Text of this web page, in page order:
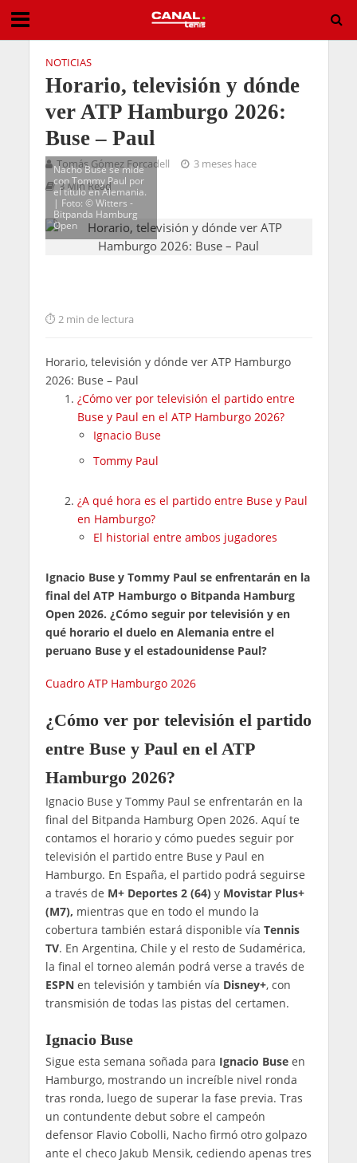
NOTICIAS
Horario, televisión y dónde
ver ATP Hamburgo 2026:
Buse – Paul
Tomás Gómez Forcadell
3 meses hace
3 Min Read
Nacho Buse se mide
con Tommy Paul por
el título en Alemania.
| Foto: ©️ Witters -
Bitpanda Hamburg
Open
2 min de lectura
Horario, televisión y dónde ver ATP Hamburgo
2026: Buse – Paul
¿Cómo ver por televisión el partido entre
Buse y Paul en el ATP Hamburgo 2026?
Ignacio Buse
Tommy Paul
¿A qué hora es el partido entre Buse y Paul
en Hamburgo?
El historial entre ambos jugadores
Ignacio Buse y Tommy Paul se enfrentarán en la
final del ATP Hamburgo o Bitpanda Hamburg
Open 2026. ¿Cómo seguir por televisión y en
qué horario el duelo en Alemania entre el
peruano Buse y el estadounidense Paul?
Cuadro ATP Hamburgo 2026
¿Cómo ver por televisión el partido
entre Buse y Paul en el ATP
Hamburgo 2026?
Ignacio Buse y Tommy Paul se enfrentarán en la
final del Bitpanda Hamburg Open 2026. Aquí te
contamos el horario y cómo puedes seguir por
televisión el partido entre Buse y Paul en
Hamburgo. En España, el partido podrá seguirse
a través de M+ Deportes 2 (64) yMovistar Plus+
(M7), mientras que en todo el mundo la
cobertura también estará disponible vía Tennis
TV. En Argentina, Chile y el resto de Sudamérica,
la final el torneo alemán podrá verse a través de
ESPNen televisión y también vía Disney+, con
transmisión de todas las pistas del certamen.
Ignacio Buse
Sigue esta semana soñada para Ignacio Buseen
Hamburgo, mostrando un increíble nivel ronda
tras ronda, luego de superar la fase previa. Tras
un contundente debut sobre el campeón
defensor Flavio Cobolli, Nacho firmó otro golpazo
ante el checo Jakub Mensik, cediendo apenas tres